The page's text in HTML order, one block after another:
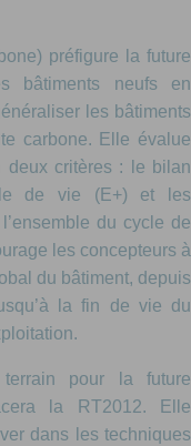
préfigure la future
bâtiments neufs en
les bâtiments
carbone. Elle évalue
deux critères : le bilan
de vie (E+) et les
du cycle de
les concepteurs à
du bâtiment, depuis
la fin de vie du
terrain pour la future
la RT2012. Elle
dans les techniques